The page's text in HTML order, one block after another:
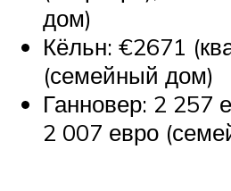
дом)
Кёльн: €2671
(семейный дом)
Ганновер: 2 257
2 007 евро